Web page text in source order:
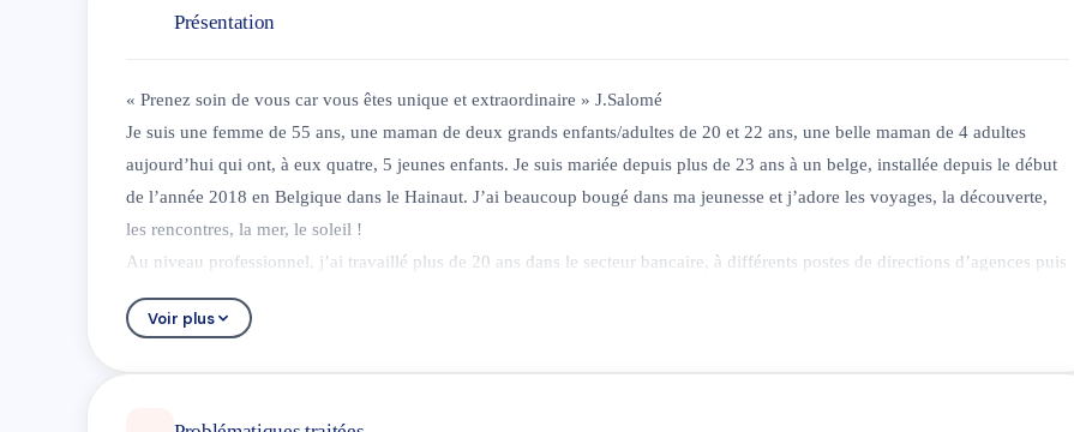
Présentation
« Prenez soin de vous car vous êtes unique et extraordinaire » J.Salomé
Je suis une femme de 55 ans, une maman de deux grands enfants/adultes de 20 et 22 ans, une belle maman de 4 adultes
aujourd’hui qui ont, à eux quatre, 5 jeunes enfants. Je suis mariée depuis plus de 23 ans à un belge, installée depuis le début
de l’année 2018 en Belgique dans le Hainaut. J’ai beaucoup bougé dans ma jeunesse et j’adore les voyages, la découverte,
les rencontres, la mer, le soleil !
Au niveau professionnel, j’ai travaillé plus de 20 ans dans le secteur bancaire, à différents postes de directions d’agences puis
en gestion de projets. Depuis maintenant près de 10 ans je suis dans l’accompagnement et la formation dans le domaine des
relations humaines. Une reconversion qui s’est imposée à moi tout naturellement dans la continuité d’un travail personnel de
poursuite de la réalisation de qui je suis vraiment J’ai démissionné car mon travail n’avait plus de sens pour moi. Je voulais
Voir plus